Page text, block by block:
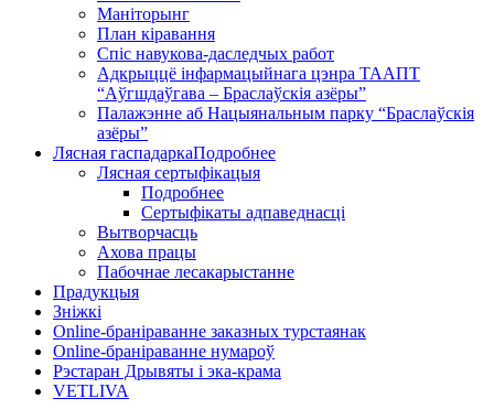
Маніторынг
План кіравання
Спіс навукова-даследчых работ
Адкрыццё інфармацыйнага цэнра ТААПТ
“Аўгшдаўгава – Браслаўскія азёры”
Палажэнне аб Нацыянальным парку “Браслаўскія
азёры”
Лясная гаспадаркаПодробнее
Лясная сертыфікацыя
Подробнее
Сертыфікаты адпаведнасці
Вытворчасць
Ахова працы
Пабочнае лесакарыстанне
Прадукцыя
Зніжкі
Оnline-бранiраванне заказных турстаянак
Оnline-бранiраванне нумароў
Рэстаран Дрывяты і эка-крама
VETLIVA